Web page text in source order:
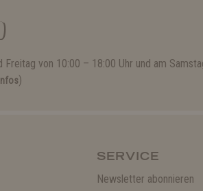
Freitag von 10:00 – 18:00 Uhr und am
)
SERVICE
Newsletter abonnieren